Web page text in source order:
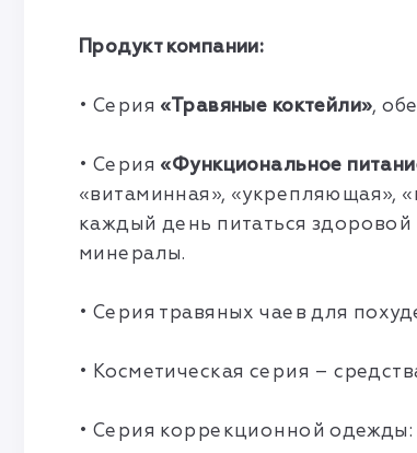
Продукт компании:
• Серия «Травяные коктейли»,
• Серия «Функциональное
«витаминная», «укрепляющая»,
каждый день питаться
минералы.
• Серия травяных чаев для
• Косметическая серия –
• Серия коррекционной одежды: